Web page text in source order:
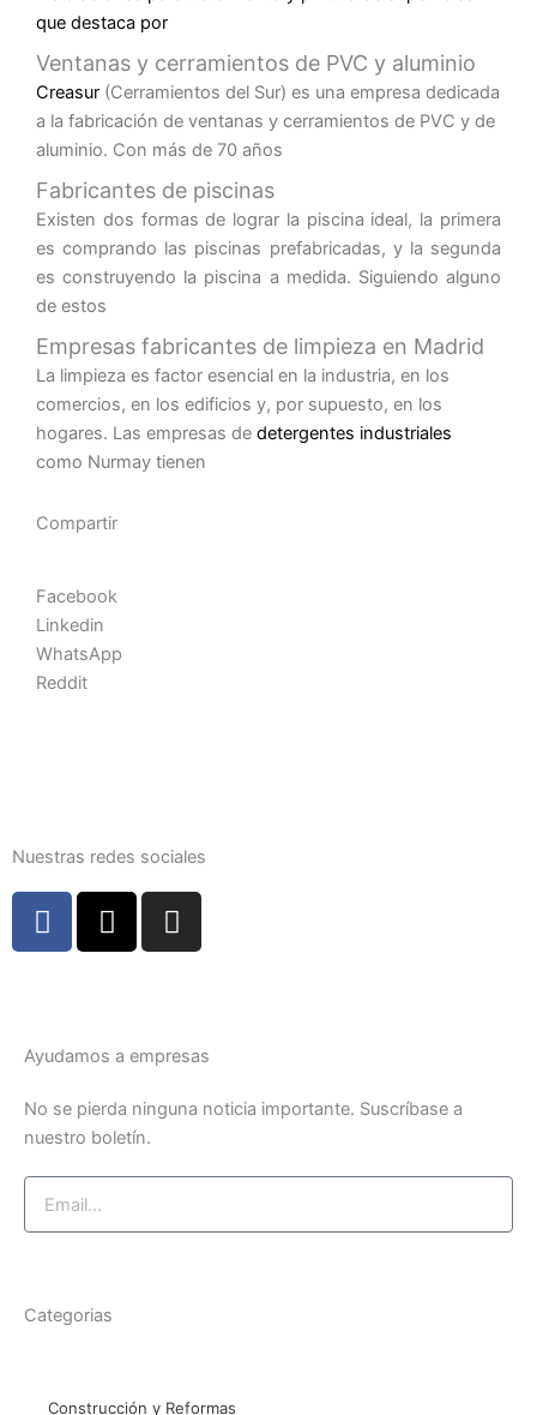
que destaca por
Ventanas y cerramientos de PVC y aluminio
Creasur (Cerramientos del Sur) es una empresa dedicada
a la fabricación de ventanas y cerramientos de PVC y de
aluminio. Con más de 70 años
Fabricantes de piscinas
Existen dos formas de lograr la piscina ideal, la primera
es comprando las piscinas prefabricadas, y la segunda
es construyendo la piscina a medida. Siguiendo alguno
de estos
Empresas fabricantes de limpieza en Madrid
La limpieza es factor esencial en la industria, en los
comercios, en los edificios y, por supuesto, en los
hogares. Las empresas de detergentes industriales
como Nurmay tienen
Compartir
Facebook
Linkedin
WhatsApp
Reddit
Nuestras redes sociales
F
a
o
k
-
f
X
-
t
e
r
I
n
g
a
Ayudamos a empresas
No se pierda ninguna noticia importante. Suscríbase a
nuestro boletín.
Categorias
Construcción y Reformas